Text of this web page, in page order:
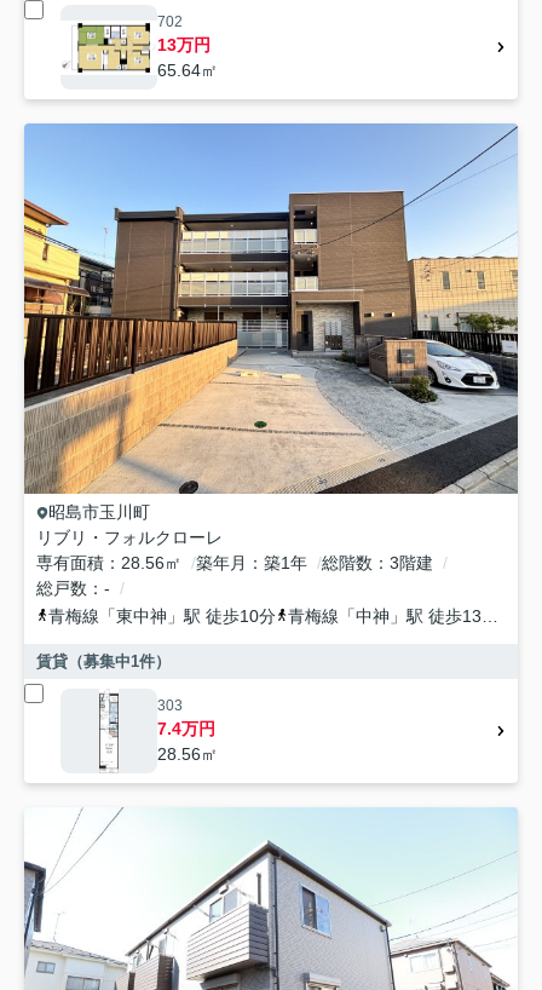
702
13万円
65.64㎡
昭島市玉川町
リブリ・フォルクローレ
専有面積
28.56㎡ 築年月 築1年 総階数
3階建
総戸数
-
青梅線 「東中神 」駅 徒歩10分 青梅線 「中神 」駅 徒歩13分
賃貸（募集中1件）
303
7.4万円
28.56㎡